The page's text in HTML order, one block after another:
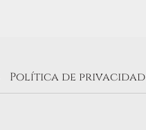
Política de privacidad